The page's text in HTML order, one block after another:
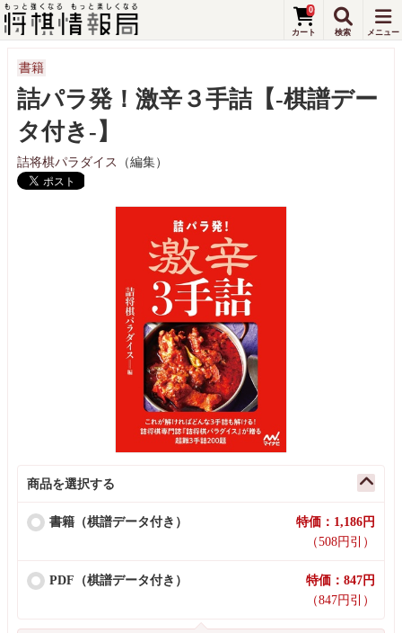
0
書籍
詰パラ発！激辛３手詰【-棋譜デー
タ付き-】
詰将棋パラダイス （編集）
商品を選択する
書籍（棋譜データ付き）
特価：1,186円
（508円引）
PDF（棋譜データ付き）
特価：847円
（847円引）